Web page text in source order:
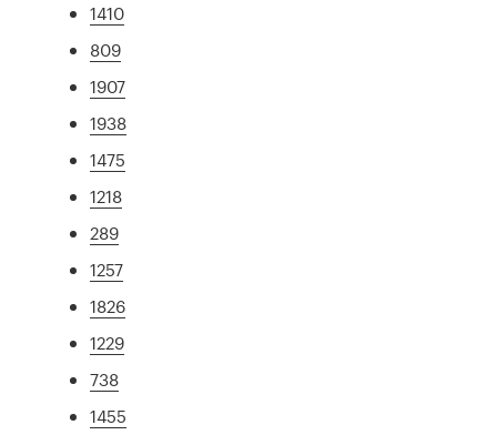
1410
809
1907
1938
1475
1218
289
1257
1826
1229
738
1455